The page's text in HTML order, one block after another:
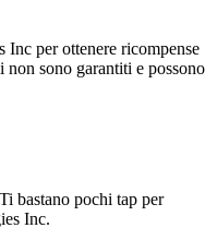
per ottenere ricompense
sono garantiti e possono
bastano pochi tap per
Inc.